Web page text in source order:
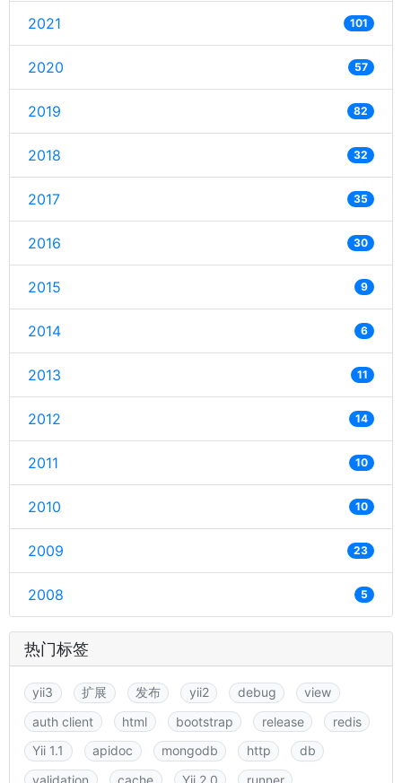
2021 101
2020 57
2019 82
2018 32
2017 35
2016 30
2015 9
2014 6
2013 11
2012 14
2011 10
2010 10
2009 23
2008 5
热门标签
yii3 扩展 发布 yii2 debug
view
auth client
html bootstrap release
redis
Yii 1.1
apidoc mongodb http
db
validation
cache Yii 2.0 runner